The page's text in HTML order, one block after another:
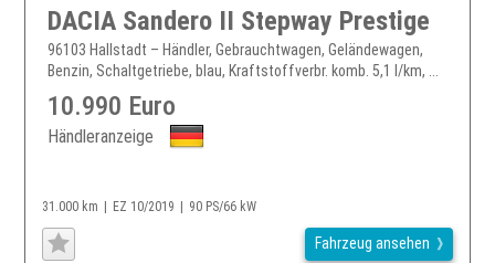
DACIA Sandero II Stepway Prestige
96103 Hallstadt – Händler, Gebrauchtwagen, Geländewagen,
Benzin, Schaltgetriebe, blau, Kraftstoffverbr. komb. 5,1 l/km, ...
10.990 Euro
Händleranzeige
31.000 km EZ 10/2019 90 PS/66 kW
Fahrzeug ansehen